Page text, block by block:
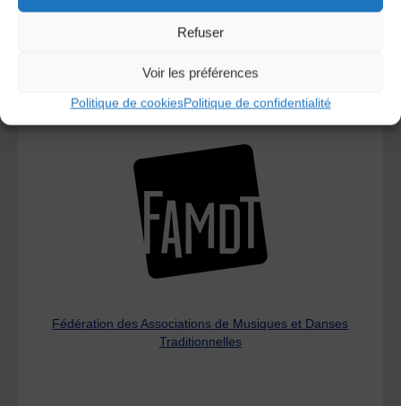
Refuser
Voir les préférences
Politique de cookiesPolitique de confidentialité
Le distributeur des musiques Trad'
Fédération des Associations de Musiques et Danses
Traditionnelles